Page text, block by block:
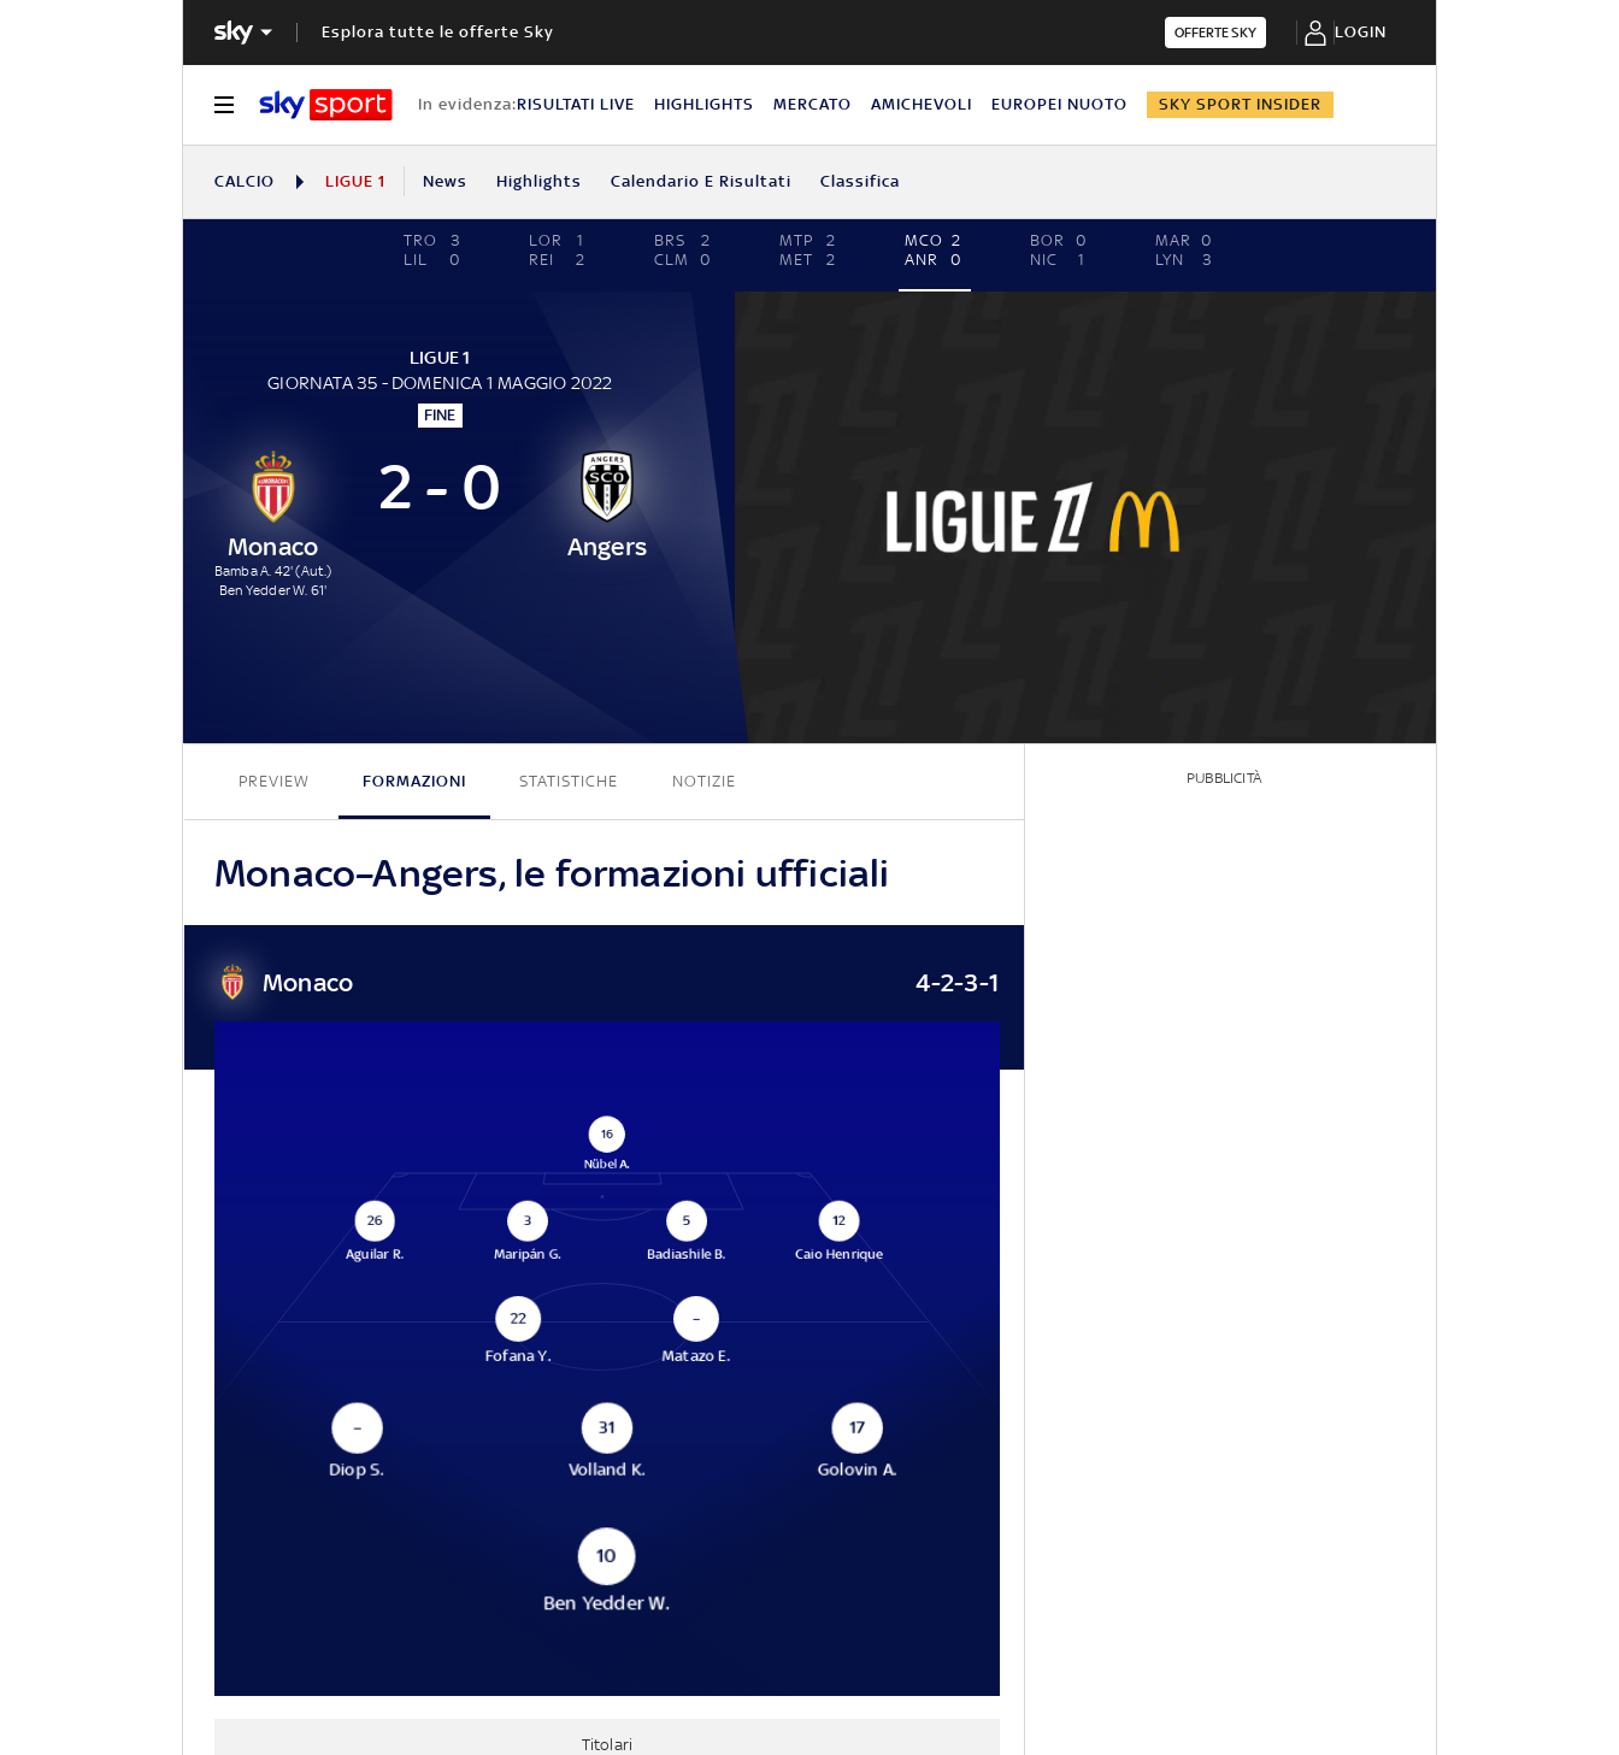
Esplora tutte le offerte Sky OFFERTE SKY LOGIN
In evidenza:RISULTATI LIVE HIGHLIGHTS MERCATO AMICHEVOLI EUROPEI NUOTO SKY SPORT INSIDER
CALCIO LIGUE 1 News Highlights Calendario E Risultati Classifica
TRO
3
LIL
0
LOR
1
REI
2
BRS
2
CLM
0
MTP
2
MET
2
MCO 2
ANR
0
BOR
0
NIC
1
MAR
0
LYN
3
LIGUE 1
GIORNATA 35 - DOMENICA 1 MAGGIO 2022
FINE
Monaco
Bamba A. 42' (Aut.)
Ben Yedder W. 61'
2 - 0
Angers
PREVIEW FORMAZIONI STATISTICHE NOTIZIE
Monaco–Angers, le formazioni ufficiali
Monaco 4-2-3-1
16
Nübel A.
26
Aguilar R.
3
Maripán G.
5
Badiashile B.
12
Caio Henrique
22
Fofana Y.
–
Matazo E.
–
Diop S.
31
Volland K.
17
Golovin A.
10
Ben Yedder W.
Titolari
PUBBLICITÀ